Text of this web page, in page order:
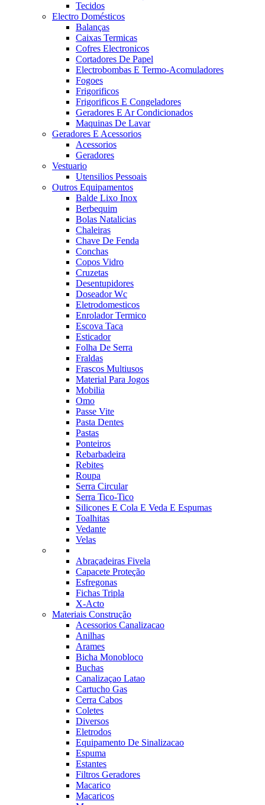
Tecidos
Electro Domésticos
Balanças
Caixas Termicas
Cofres Electronicos
Cortadores De Papel
Electrobombas E Termo-Acomuladores
Fogoes
Frigorificos
Frigorificos E Congeladores
Geradores E Ar Condicionados
Maquinas De Lavar
Geradores E Acessorios
Acessorios
Geradores
Vestuario
Utensilios Pessoais
Outros Equipamentos
Balde Lixo Inox
Berbequim
Bolas Natalicias
Chaleiras
Chave De Fenda
Conchas
Copos Vidro
Cruzetas
Desentupidores
Doseador Wc
Eletrodomesticos
Enrolador Termico
Escova Taca
Esticador
Folha De Serra
Fraldas
Frascos Multiusos
Material Para Jogos
Mobilia
Omo
Passe Vite
Pasta Dentes
Pastas
Ponteiros
Rebarbadeira
Rebites
Roupa
Serra Circular
Serra Tico-Tico
Silicones E Cola E Veda E Espumas
Toalhitas
Vedante
Velas
Abraçadeiras Fivela
Capacete Proteção
Esfregonas
Fichas Tripla
X-Acto
Materiais Construção
Acessorios Canalizacao
Anilhas
Arames
Bicha Monobloco
Buchas
Canalizaçao Latao
Cartucho Gas
Cerra Cabos
Coletes
Diversos
Eletrodos
Equipamento De Sinalizacao
Espuma
Estantes
Filtros Geradores
Macarico
Macaricos